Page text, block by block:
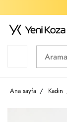
Ana sayfa Kadın